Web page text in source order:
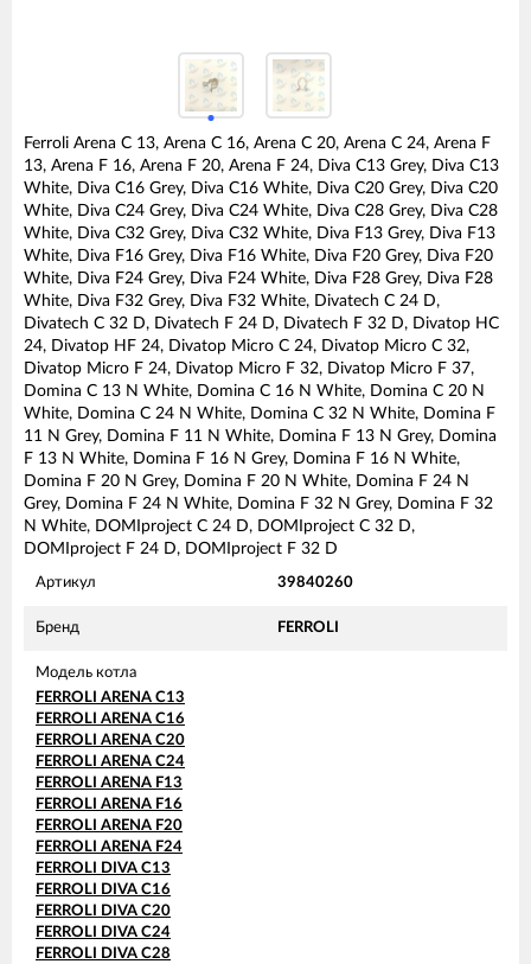
Ferroli Arena C 13, Arena C 16, Arena C 20, Arena C 24, Arena F
13, Arena F 16, Arena F 20, Arena F 24, Diva C13 Grey, Diva C13
White, Diva C16 Grey, Diva C16 White, Diva C20 Grey, Diva C20
White, Diva C24 Grey, Diva C24 White, Diva C28 Grey, Diva C28
White, Diva C32 Grey, Diva C32 White, Diva F13 Grey, Diva F13
White, Diva F16 Grey, Diva F16 White, Diva F20 Grey, Diva F20
White, Diva F24 Grey, Diva F24 White, Diva F28 Grey, Diva F28
White, Diva F32 Grey, Diva F32 White, Divatech C 24 D,
Divatech C 32 D, Divatech F 24 D, Divatech F 32 D, Divatop HC
24, Divatop HF 24, Divatop Micro C 24, Divatop Micro C 32,
Divatop Micro F 24, Divatop Micro F 32, Divatop Micro F 37,
Domina C 13 N White, Domina C 16 N White, Domina C 20 N
White, Domina C 24 N White, Domina C 32 N White, Domina F
11 N Grey, Domina F 11 N White, Domina F 13 N Grey, Domina
F 13 N White, Domina F 16 N Grey, Domina F 16 N White,
Domina F 20 N Grey, Domina F 20 N White, Domina F 24 N
Grey, Domina F 24 N White, Domina F 32 N Grey, Domina F 32
N White, DOMIproject C 24 D, DOMIproject C 32 D,
DOMIproject F 24 D, DOMIproject F 32 D
Артикул 39840260
Бренд FERROLI
Модель котла
FERROLI ARENA C13
FERROLI ARENA C16
FERROLI ARENA C20
FERROLI ARENA C24
FERROLI ARENA F13
FERROLI ARENA F16
FERROLI ARENA F20
FERROLI ARENA F24
FERROLI DIVA C13
FERROLI DIVA C16
FERROLI DIVA C20
FERROLI DIVA C24
FERROLI DIVA C28